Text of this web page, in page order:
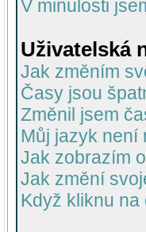
V minulosti
Uživatelská
Jak změním
Časy jsou
Změnil jsem
Můj jazyk není
Jak zobrazím
Jak změní
Když kliknu